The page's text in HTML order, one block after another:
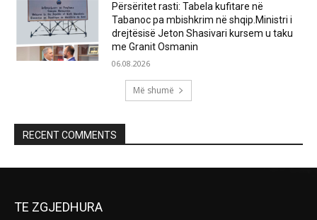
Përsëritet rasti: Tabela kufitare në
Tabanoc pa mbishkrim në shqip.Ministri i
drejtësisë Jeton Shasivari kursem u taku
me Granit Osmanin
06.08.2026
Më shumë
RECENT COMMENTS
TE ZGJEDHURA